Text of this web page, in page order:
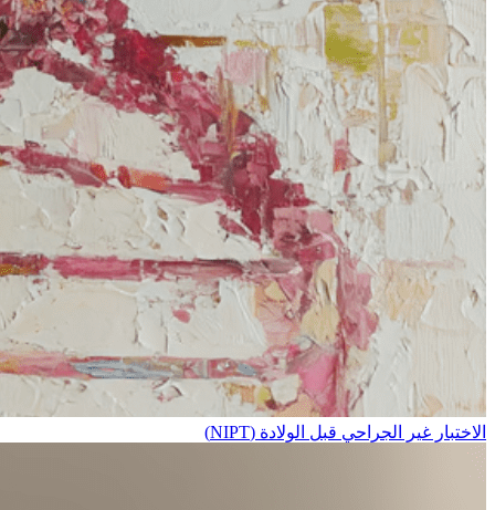
الاختبار غير الجراحي قبل الولادة (NIPT)